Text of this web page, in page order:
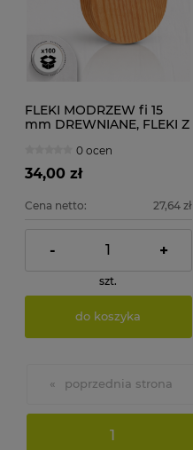
FLEKI MODRZEW fi 15
mm DREWNIANE, FLEKI Z
0 ocen
34,00 zł
Cena netto: 27,64 zł
- +
szt.
do koszyka
«
1